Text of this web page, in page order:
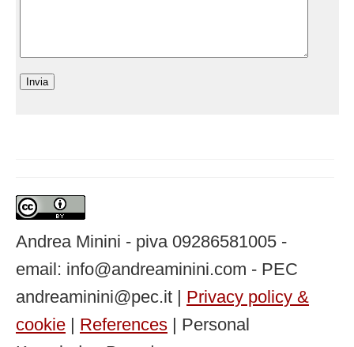
Andrea Minini - piva 09286581005 -
email: info@andreaminini.com - PEC
andreaminini@pec.it | Privacy policy &
cookie
References | Personal